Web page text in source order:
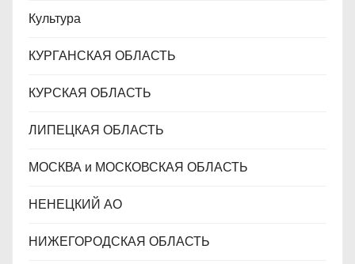
Культура
КУРГАНСКАЯ ОБЛАСТЬ
КУРСКАЯ ОБЛАСТЬ
ЛИПЕЦКАЯ ОБЛАСТЬ
МОСКВА и МОСКОВСКАЯ ОБЛАСТЬ
НЕНЕЦКИЙ АО
НИЖЕГОРОДСКАЯ ОБЛАСТЬ